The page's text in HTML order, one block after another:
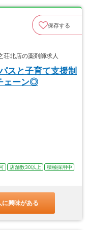
保存する
北店の薬剤師求人
スと子育て支援制
ェーン◎
店舗数30以上
積極採用中
に興味がある